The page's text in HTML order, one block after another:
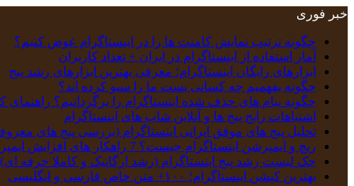
خبر فوری
چگونه ترتیب نمایش کامنت‌ ها را در اینستاگرام عوض کنیم؟
آمار استفاده از اینستاگرام در ایران + تعداد کاربران
ابزارهای رایگان اینستاگرام؛ معرفی بهترین ابزارهای رشد پیج
چگونه بفهمیم چه کسانی پست ما را سیو کرده اند؟
چگونه پیام‌ های حذف‌ شده اینستاگرام را برگردانیم؟ راهنمای
اشتباهات رایج پیج ها و آنلاین شاپ های اینستاگرام
تحلیل پیج‌ های موفق ایرانی اینستاگرام (بررسی پیج های
ریچ و ایمپرشن اینستاگرام چیست؟ 7 راهکار های افزایش ایمپرشن
چک‌ لیست رشد پیج اینستاگرام (رشد ارگانیک و کاملا حرفه ای)
بهترین کپشن‌ اینستاگرام؛ ۱۰۰+ متن خاص فارسی و انگلیسی